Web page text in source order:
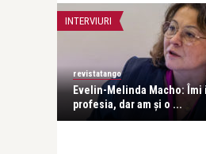
INTERVIURI
revistatango
Evelin-Melinda Macho: Îmi
profesia, dar am și o ...